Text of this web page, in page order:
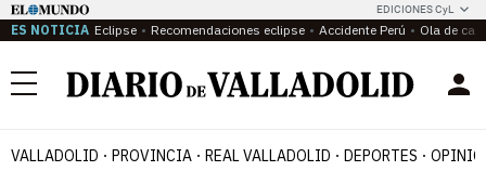
EDICIONES CyL
ES NOTICIA Eclipse Recomendaciones eclipse Accidente Perú Ola de
Menú
VALLADOLID PROVINCIA REAL VALLADOLID DEPORTES